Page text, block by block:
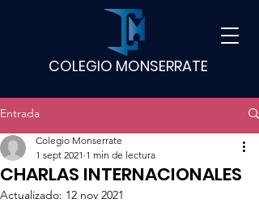
COLEGIO MONSERRATE
Entrada
CHARLAS INTERNACIONALES
Colegio Monserrate
1 sept 2021 1 min de lectura
Actualizado: 12 nov 2021